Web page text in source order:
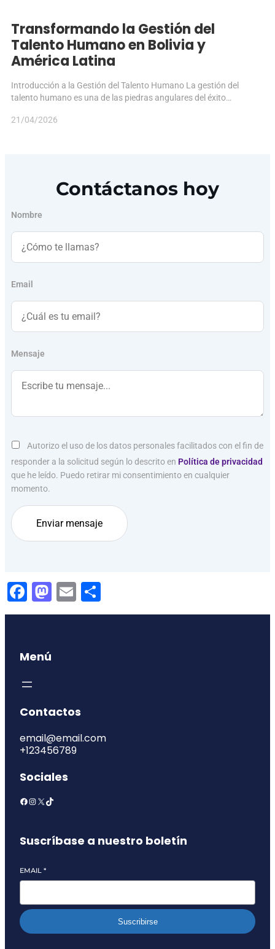
Transformando la Gestión del
Talento Humano en Bolivia y
América Latina
Introducción a la Gestión del Talento Humano La gestión del
talento humano es una de las piedras angulares del éxito…
21/04/2026
Contáctanos hoy
Nombre
Email
Mensaje
Autorizo el uso de los datos personales facilitados con el fin de
responder a la solicitud según lo descrito en Política de privacidad
que he leído. Puedo retirar mi consentimiento en cualquier
momento.
Facebook
Mastodon
Email
Menú
Contactos
email@email.com
+123456789
Sociales
Suscríbase a nuestro boletín
EMAIL *
Suscribirse